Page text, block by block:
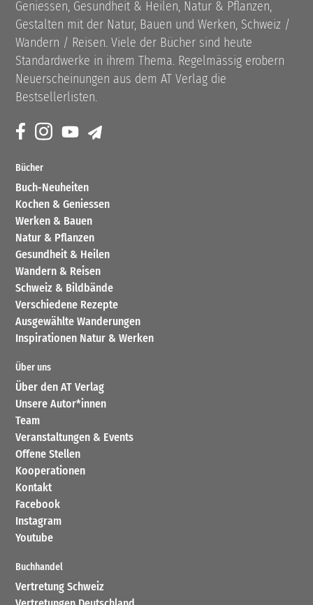
Geniessen, Gesundheit & Heilen, Natur & Pflanzen,
Gestalten mit der Natur, Bauen und Werken, Schweiz /
Wandern / Reisen. Viele der Bücher sind heute
Standardwerke in ihrem Thema. Regelmässig erobern
Neuerscheinungen aus dem AT Verlag die
Bestsellerlisten.
Bücher
Buch-Neuheiten
Kochen & Geniessen
Werken & Bauen
Natur & Pflanzen
Gesundheit & Heilen
Wandern & Reisen
Schweiz & Bildbände
Verschiedene Rezepte
Ausgewählte Wanderungen
Inspirationen Natur & Werken
Über uns
Über den AT Verlag
Unsere Autor*innen
Team
Veranstaltungen & Events
Offene Stellen
Kooperationen
Kontakt
Facebook
Instagram
Youtube
Buchhandel
Vertretung Schweiz